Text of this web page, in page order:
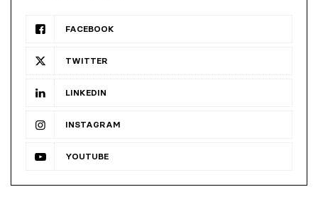
FACEBOOK
TWITTER
LINKEDIN
INSTAGRAM
YOUTUBE